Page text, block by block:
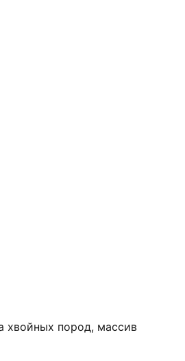
хвойных пород, массив